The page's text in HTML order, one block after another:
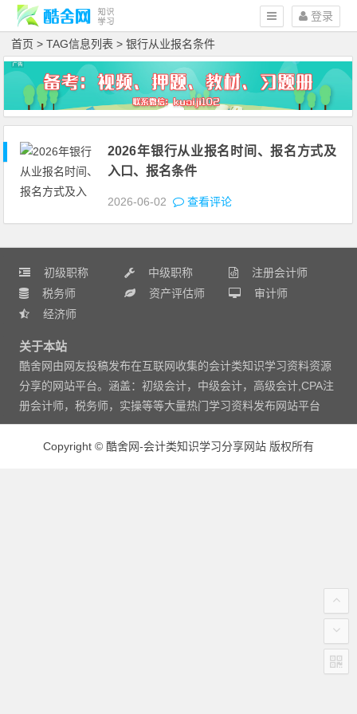
登录
首页 > TAG信息列表 > 银行从业报名条件
2026年银行从业报名时间、报名方式及
入口、报名条件
2026-06-02 查看评论
初级职称 中级职称
注册会计师
税务师
资产评估师
审计师
经济师
关于本站
酷舍网由网友投稿发布在互联网收集的会计类知识学习资料资源
分享的网站平台。涵盖：初级会计，中级会计，高级会计,CPA注
册会计师，税务师，实操等等大量热门学习资料发布网站平台
Copyright © 酷舍网-会计类知识学习分享网站 版权所有